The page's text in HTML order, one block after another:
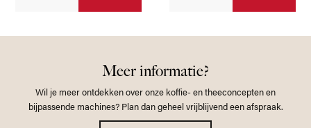
Meer informatie?
Wil je meer ontdekken over onze koffie- en theeconcepten en
bijpassende machines? Plan dan geheel vrijblijvend een afspraak.